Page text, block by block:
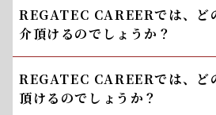
REGATEC CAREERでは、ど
介頂けるのでしょうか？
REGATEC CAREERでは、ど
頂けるのでしょうか？